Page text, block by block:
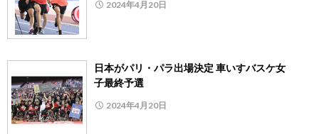
2024年4月20日
日本がパリ・パラ出場決定 車いすバスケ女
子最終予選
2024年4月20日